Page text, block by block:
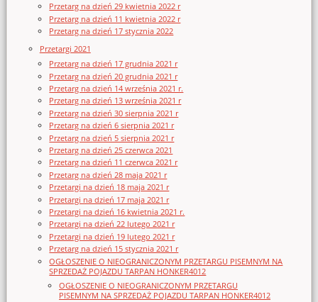
Przetarg na dzień 29 kwietnia 2022 r
Przetarg na dzień 11 kwietnia 2022 r
Przetarg na dzień 17 stycznia 2022
Przetargi 2021
Przetarg na dzień 17 grudnia 2021 r
Przetarg na dzień 20 grudnia 2021 r
Przetarg na dzień 14 września 2021 r.
Przetarg na dzień 13 września 2021 r
Przetarg na dzień 30 sierpnia 2021 r
Przetarg na dzień 6 sierpnia 2021 r
Przetarg na dzień 5 sierpnia 2021 r
Przetarg na dzień 25 czerwca 2021
Przetarg na dzień 11 czerwca 2021 r
Przetarg na dzień 28 maja 2021 r
Przetargi na dzień 18 maja 2021 r
Przetargi na dzień 17 maja 2021 r
Przetargi na dzień 16 kwietnia 2021 r.
Przetargi na dzień 22 lutego 2021 r
Przetargi na dzień 19 lutego 2021 r
Przetarg na dzień 15 stycznia 2021 r
OGŁOSZENIE O NIEOGRANICZONYM PRZETARGU PISEMNYM NA
SPRZEDAŻ POJAZDU TARPAN HONKER4012
OGŁOSZENIE O NIEOGRANICZONYM PRZETARGU
PISEMNYM NA SPRZEDAŻ POJAZDU TARPAN HONKER4012